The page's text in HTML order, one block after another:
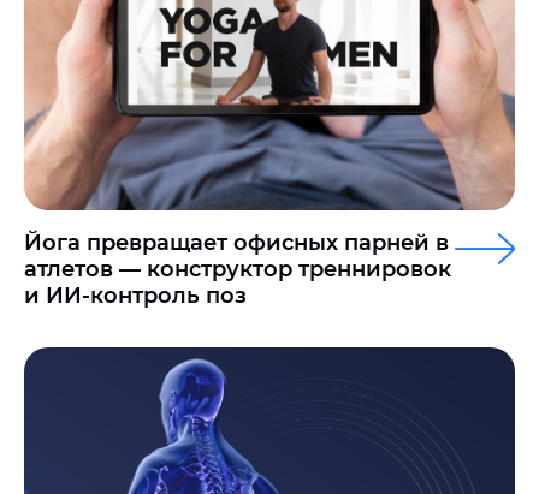
Йога превращает офисных парней в
атлетов — конструктор треннировок
и ИИ-контроль поз